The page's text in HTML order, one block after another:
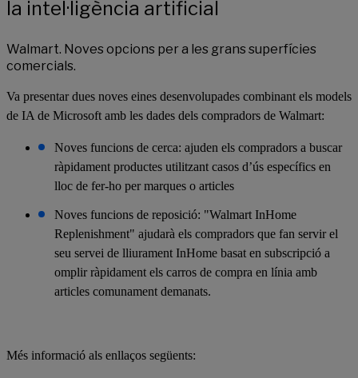
la intel·ligència artificial
Walmart. Noves opcions per a les grans superfícies
comercials.
Va presentar dues noves eines desenvolupades combinant els models
de IA de Microsoft amb les dades dels compradors de Walmart:
Noves funcions de cerca: ajuden els compradors a buscar
ràpidament productes utilitzant casos d’ús específics en
lloc de fer-ho per marques o articles
Noves funcions de reposició: "Walmart InHome
Replenishment" ajudarà els compradors que fan servir el
seu servei de lliurament InHome basat en subscripció a
omplir ràpidament els carros de compra en línia amb
articles comunament demanats.
Més informació als enllaços següents: